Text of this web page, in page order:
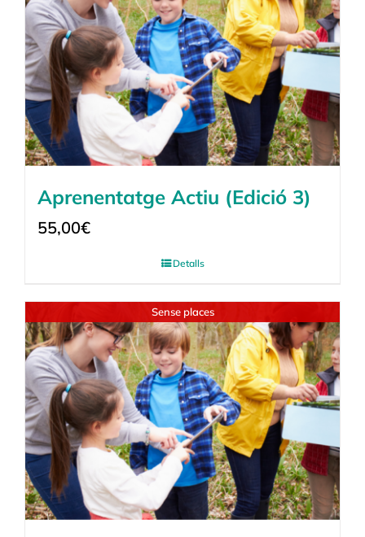
Aprenentatge Actiu (Edició 3)
55,00€
Detalls
Sense places